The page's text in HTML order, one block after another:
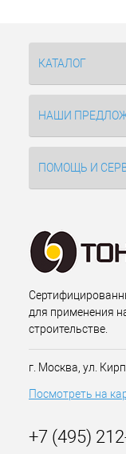
КАТАЛОГ
НАШИ
ПОМОЩЬ И
для применения
строительстве.
г. Москва, ул.
Посмотреть на
+7 (495)